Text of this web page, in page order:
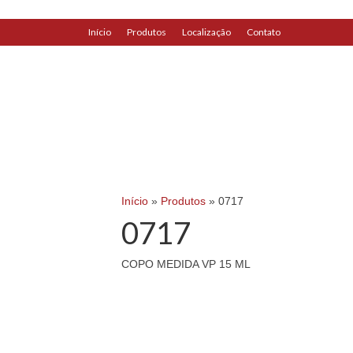
replica watches|replica
Início Produtos Localização Contato
Início » Produtos »0717
0717
COPO MEDIDA VP 15 ML